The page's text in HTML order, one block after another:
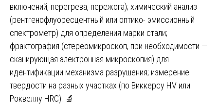
включений, перегрева, пережога); химический анализ
(рентгенофлуоресцентный или оптико- эмиссионный
спектрометр) для определения марки стали;
фрактография (стереомикроскоп, при необходимости —
сканирующая электронная микроскопия) для
идентификации механизма разрушения; измерение
твердости на разных участках (по Виккерсу HV или
Роквеллу HRC). 🔬